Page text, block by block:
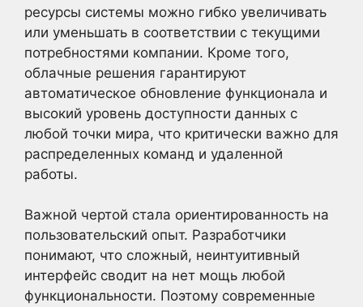
ресурсы системы можно гибко увеличивать
или уменьшать в соответствии с текущими
потребностями компании. Кроме того,
облачные решения гарантируют
автоматическое обновление функционала и
высокий уровень доступности данных с
любой точки мира, что критически важно для
распределенных команд и удаленной
работы.
Важной чертой стала ориентированность на
пользовательский опыт. Разработчики
понимают, что сложный, неинтуитивный
интерфейс сводит на нет мощь любой
функциональности. Поэтому современные